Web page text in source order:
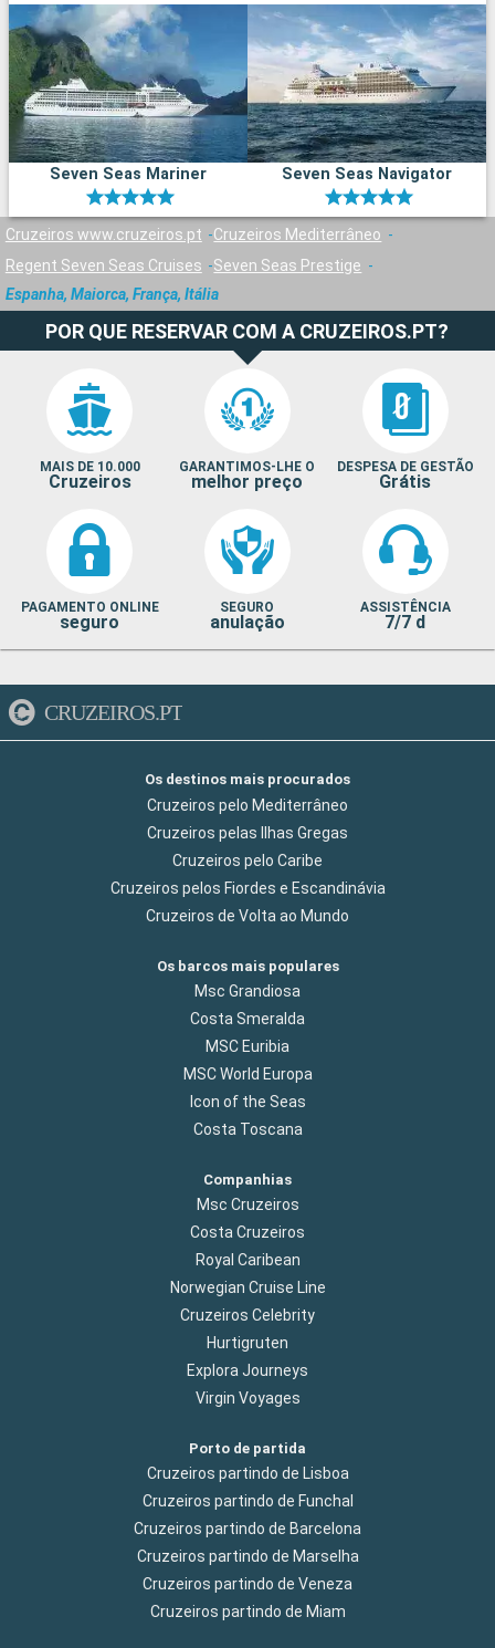
Seven Seas Mariner Seven Seas Navigator
Cruzeiros www.cruzeiros.pt
Cruzeiros Mediterrâneo
Regent Seven Seas Cruises
Seven Seas Prestige
Espanha, Maiorca, França, Itália
POR QUE RESERVAR COM A CRUZEIROS.PT?
MAIS DE 10.000
Cruzeiros
GARANTIMOS-LHE O
melhor preço
DESPESA DE GESTÃO
Grátis
PAGAMENTO ONLINE
seguro
SEGURO
anulação
ASSISTÊNCIA
7/7 d
CRUZEIROS.PT
Os destinos mais procurados
Cruzeiros pelo Mediterrâneo
Cruzeiros pelas Ilhas Gregas
Cruzeiros pelo Caribe
Cruzeiros pelos Fiordes e Escandinávia
Cruzeiros de Volta ao Mundo
Os barcos mais populares
Msc Grandiosa
Costa Smeralda
MSC Euribia
MSC World Europa
Icon of the Seas
Costa Toscana
Companhias
Msc Cruzeiros
Costa Cruzeiros
Royal Caribean
Norwegian Cruise Line
Cruzeiros Celebrity
Hurtigruten
Explora Journeys
Virgin Voyages
Porto de partida
Cruzeiros partindo de Lisboa
Cruzeiros partindo de Funchal
Cruzeiros partindo de Barcelona
Cruzeiros partindo de Marselha
Cruzeiros partindo de Veneza
Cruzeiros partindo de Miam